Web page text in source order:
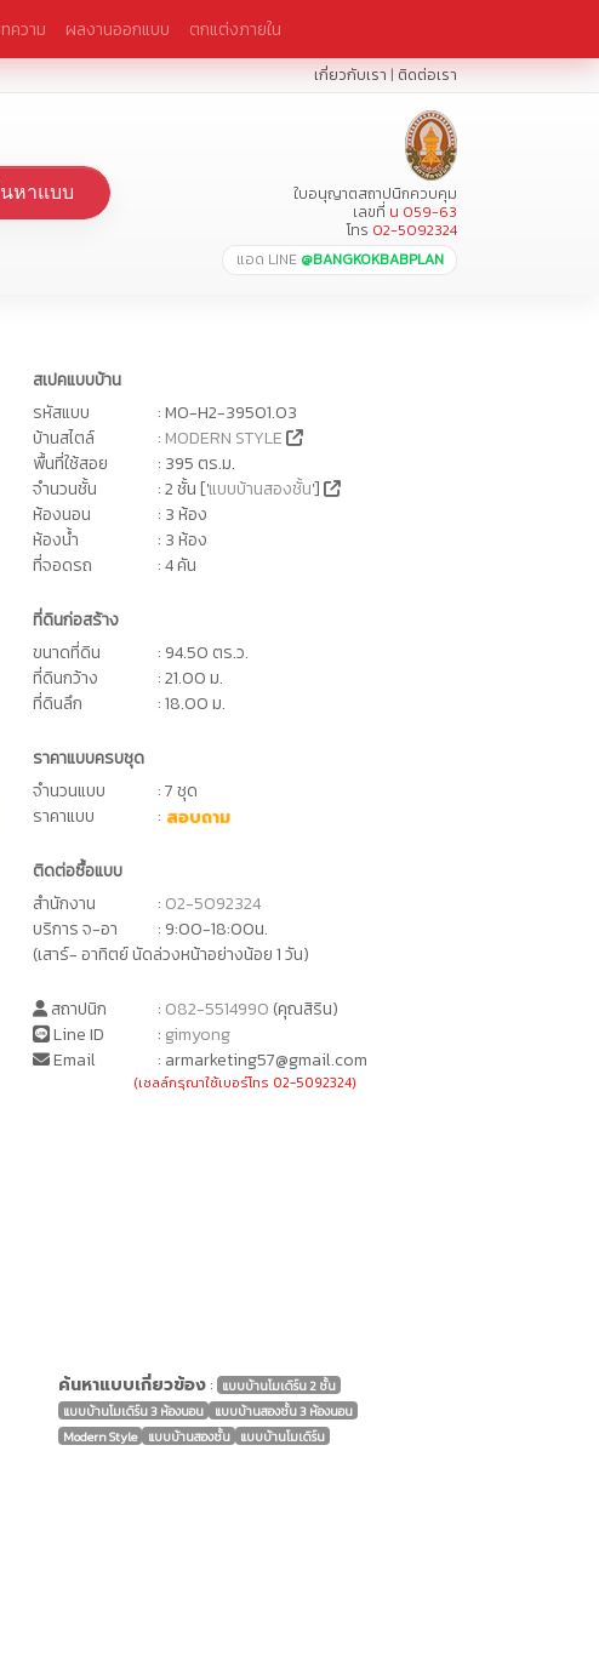
ความ ผลงานออกแบบ ตกแต่งภายใน
เกี่ยวกับเรา | ติดต่อเรา
หาแบบ
ใบอนุญาตสถาปนิกควบคุม
เลขที่ น 059-63
โทร 02-5092324
แอด LINE @BANGKOKBABPLAN
สเปคแบบบ้าน
รหัสแบบ
: MO-H2-39501.03
บ้านสไตล์
: MODERN STYLE
พื้นที่ใช้สอย
: 395 ตร.ม.
จำนวนชั้น
: 2 ชั้น ['แบบบ้านสองชั้น']
ห้องนอน
: 3 ห้อง
ห้องน้ำ
: 3 ห้อง
ที่จอดรถ
: 4 คัน
ที่ดินก่อสร้าง
ขนาดที่ดิน
: 94.50 ตร.ว.
ที่ดินกว้าง
: 21.00 ม.
ที่ดินลึก
: 18.00 ม.
ราคาแบบครบชุด
จำนวนแบบ
: 7 ชุด
ราคาแบบ
: สอบถาม
ติดต่อซื้อแบบ
สำนักงาน
: 02-5092324
บริการ จ-อา
: 9:00-18:00น.
(เสาร์- อาทิตย์ นัดล่วงหน้าอย่างน้อย 1 วัน)
สถาปนิก : 082-5514990 (คุณสิริน)
Line ID
: gimyong
Email
: armarketing57@gmail.com
(เซลล์กรุณาใช้เบอร์โทร 02-5092324)
ค้นหาแบบเกี่ยวข้อง: แบบบ้านโมเดิร์น 2 ชั้น
แบบบ้านโมเดิร์น 3 ห้องนอน
แบบบ้านสองชั้น 3 ห้องนอน
Modern Style
แบบบ้านสองชั้น แบบบ้านโมเดิร์น